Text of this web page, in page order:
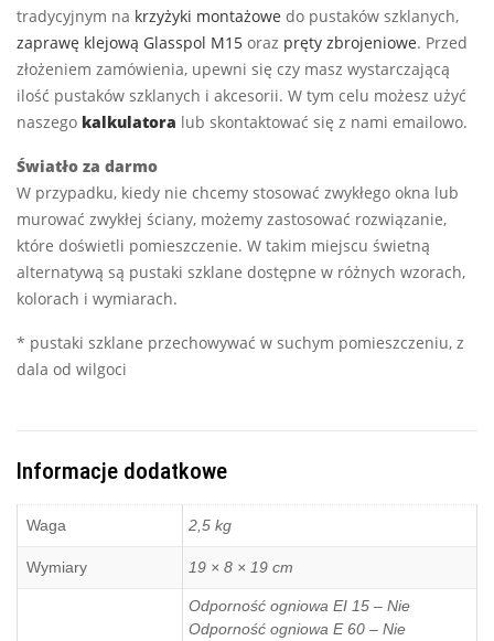
tradycyjnym na krzyżyki montażowe do pustaków szklanych,
zaprawę klejową Glasspol M15 oraz pręty zbrojeniowe. Przed
złożeniem zamówienia, upewni się czy masz wystarczającą
ilość pustaków szklanych i akcesorii. W tym celu możesz użyć
naszego kalkulatora lub skontaktować się z nami emailowo.
Światło za darmo
W przypadku, kiedy nie chcemy stosować zwykłego okna lub
murować zwykłej ściany, możemy zastosować rozwiązanie,
które doświetli pomieszczenie. W takim miejscu świetną
alternatywą są pustaki szklane dostępne w różnych wzorach,
kolorach i wymiarach.
* pustaki szklane przechowywać w suchym pomieszczeniu, z
dala od wilgoci
Informacje dodatkowe
Waga 2,5 kg
Wymiary 19 × 8 × 19 cm
Odporność ogniowa EI 15 – Nie
Odporność ogniowa E 60 – Nie